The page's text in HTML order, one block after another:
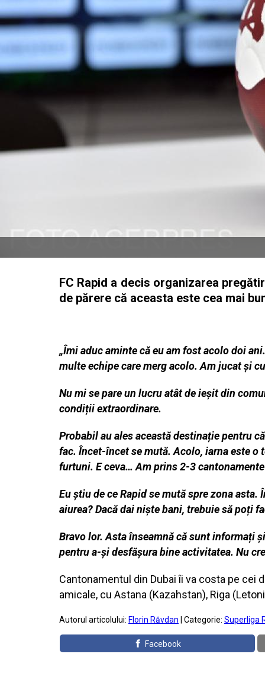
FC Rapid a decis organizarea
de părere că aceasta este cea mai
„Îmi aduc aminte că eu am fost acolo doi
multe echipe care merg acolo. Am jucat și
Nu mi se pare un lucru atât de ieșit din
condiții extraordinare.
Probabil au ales această destinație pentru
fac. Încet-încet se mută. Acolo, iarna este o
furtuni. E ceva… Am prins 2-3
Eu știu de ce Rapid se mută spre zona asta.
aiurea? Dacă dai niște bani, trebuie să poți
Bravo lor. Asta înseamnă că sunt informați
pentru a-și desfășura bine activitatea. Nu
Cantonamentul din Dubai îi va costa pe cei
amicale, cu Astana (Kazahstan), Riga
Autorul articolului: Florin Răvdan | Categorie: Superliga
Facebook